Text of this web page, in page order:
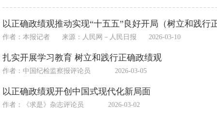
以正确政绩观推动实现“十五五”良好开局（树立和践行
作者：本报记者 来源： 人民网－人民日报 2026-03-10
扎实开展学习教育 树立和践行正确政绩观
作者：中国纪检监察报评论员 2026-03-05
以正确政绩观开创中国式现代化新局面
作者：《求是》杂志评论员 2026-03-02